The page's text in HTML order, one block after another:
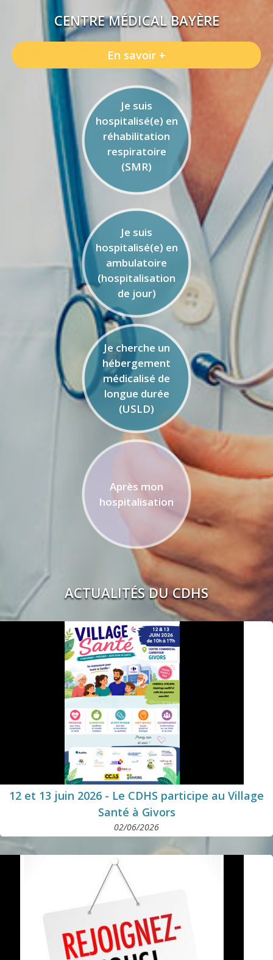
CENTRE MÉDICAL BAYÈRE
En savoir +
Je suis
hospitalisé(e) en
réhabilitation
respiratoire
(SMR)
Je suis
hospitalisé(e) en
ambulatoire
(hospitalisation
de jour)
Je cherche un
hébergement
médicalisé de
longue durée
(USLD)
Après mon
hospitalisation
ACTUALITÉS DU CDHS
12 et 13 juin 2026 - Le CDHS participe au Village
Santé à Givors
02/06/2026